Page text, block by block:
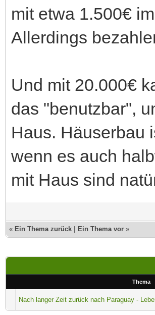
mit etwa 1.500€
Allerdings
Und mit 20.000€
das "benutzbar",
Haus. Häuserbau
wenn es auch
mit Haus sind
« Ein Thema zurück Ein Thema vor »
Thema
Nach langer Zeit zurück nach Paraguay -